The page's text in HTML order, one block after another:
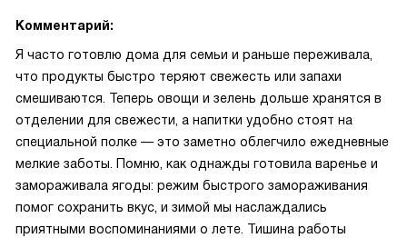
Комментарий:
Я часто готовлю дома для семьи и раньше переживала,
что продукты быстро теряют свежесть или запахи
смешиваются. Теперь овощи и зелень дольше хранятся в
отделении для свежести, а напитки удобно стоят на
специальной полке — это заметно облегчило ежедневные
мелкие заботы. Помню, как однажды готовила варенье и
замораживала ягоды: режим быстрого замораживания
помог сохранить вкус, и зимой мы наслаждались
приятными воспоминаниями о лете. Тишина работы